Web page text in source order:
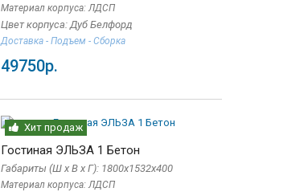
Материал корпуса: ЛДСП
Цвет корпуса: Дуб Белфорд
Доставка - Подъем - Сборка
49750р.
Хит продаж
Гостиная ЭЛЬЗА 1 Бетон
Габариты (Ш x В x Г): 1800х1532х400
Материал корпуса: ЛДСП